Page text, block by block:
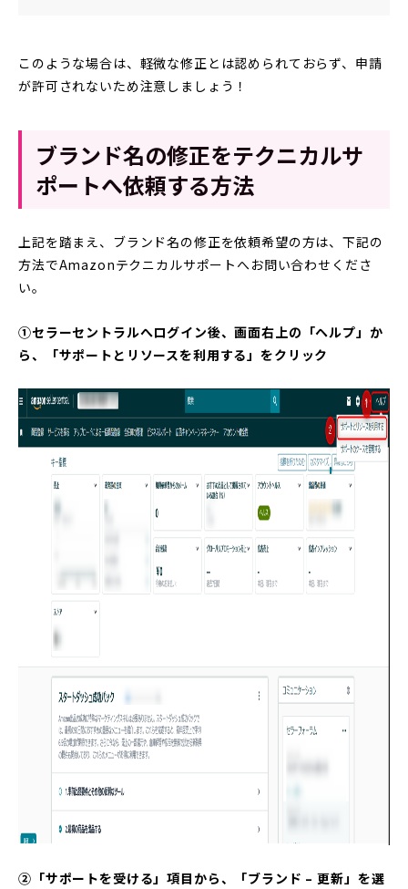
このような場合は、軽微な修正とは認められておらず、申請
が許可されないため注意しましょう！
ブランド名の修正をテクニカルサ
ポートへ依頼する方法
上記を踏まえ、ブランド名の修正を依頼希望の方は、下記の
方法でAmazonテクニカルサポートへお問い合わせくださ
い。
①セラーセントラルへログイン後、画面右上の「ヘルプ」か
ら、「サポートとリソースを利用する」をクリック
②「サポートを受ける」項目から、「ブランド – 更新」を選